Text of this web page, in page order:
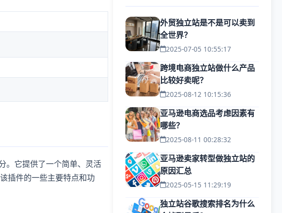
。它提供了一个简单、灵活
插件的一些主要特点和功
外贸独立站是不是可以卖到
全世界？
2025-07-05 10:55:17
跨境电商独立站做什么产品
比较好卖呢？
2025-08-12 10:15:36
亚马逊电商选品考虑因素有
哪些？
2025-08-11 00:28:32
亚马逊卖家转型做独立站的
原因汇总
2025-05-15 11:29:19
独立站谷歌搜索排名为什么